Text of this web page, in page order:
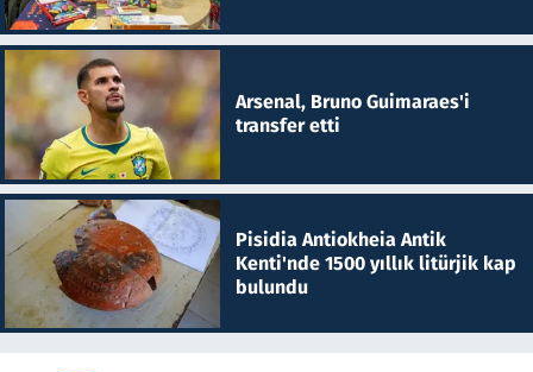
Arsenal, Bruno Guimaraes'i
transfer etti
Pisidia Antiokheia Antik
Kenti'nde 1500 yıllık litürjik kap
bulundu